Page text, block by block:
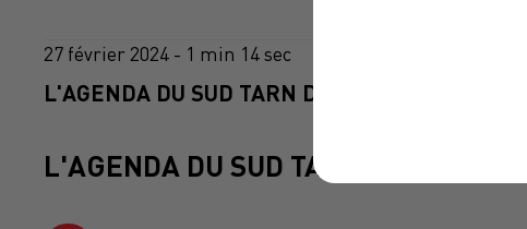
27 février 2024 - 1 min 14 sec
L'AGENDA DU SUD TARN DU 27/02/2024 À 06H46
L'AGENDA DU SUD TARN